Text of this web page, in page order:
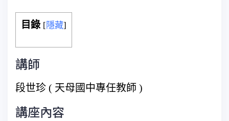
目錄 [ 隱藏]
講師
段世珍 ( 天母國中專任教師 )
講座內容